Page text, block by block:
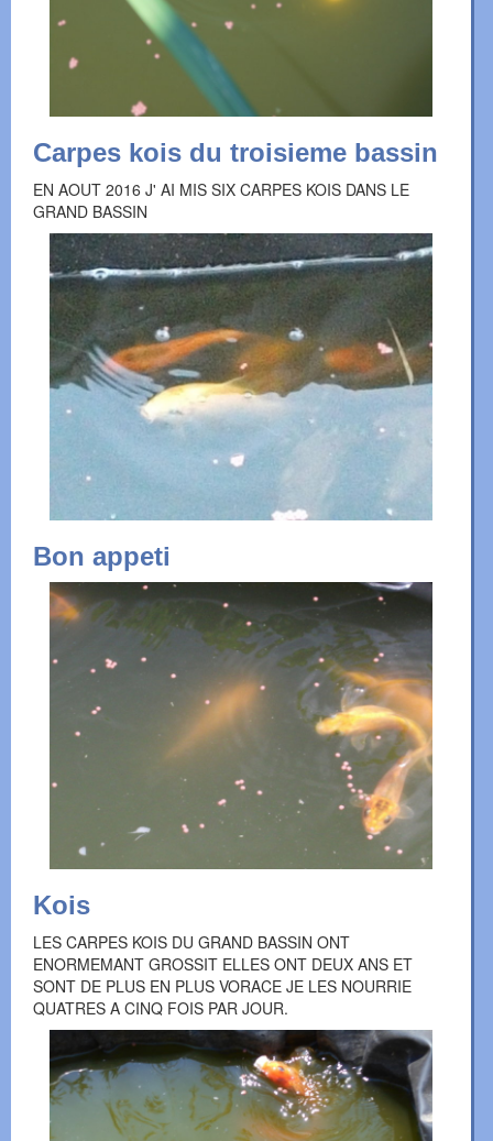
Carpes kois du troisieme bassin
EN AOUT 2016 J' AI MIS SIX CARPES KOIS DANS LE
GRAND BASSIN
Bon appeti
Kois
LES CARPES KOIS DU GRAND BASSIN ONT
ENORMEMANT GROSSIT ELLES ONT DEUX ANS ET
SONT DE PLUS EN PLUS VORACE JE LES NOURRIE
QUATRES A CINQ FOIS PAR JOUR.